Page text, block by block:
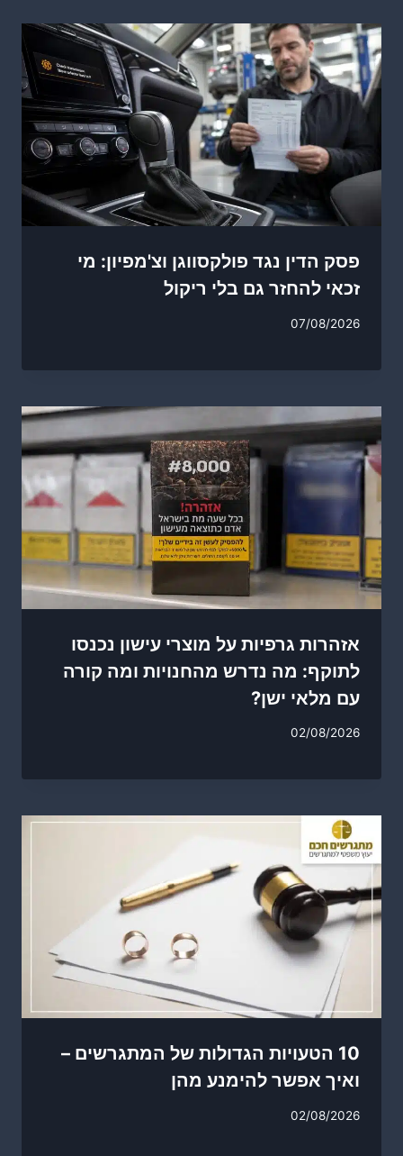
פסק הדין נגד פולקסווגן וצ'מפיון: מי
זכאי להחזר גם בלי ריקול
07/08/2026
אזהרות גרפיות על מוצרי עישון נכנסו
לתוקף: מה נדרש מהחנויות ומה קורה
עם מלאי ישן?
02/08/2026
10 הטעויות הגדולות של המתגרשים –
ואיך אפשר להימנע מהן
02/08/2026